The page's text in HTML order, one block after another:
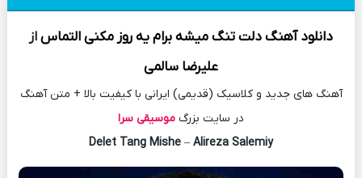
دانلود آهنگدلت تنگ میشه برام یه روز مکنی التماساز
علیرضا سالمی
آهنگ های جدید و کلاسیک (قدیمی) ایرانی با کیفیت بالا + متن آهنگ
در سایت بزرگ موسیقی سرا
Delet Tang Mishe – Alireza Salemiy